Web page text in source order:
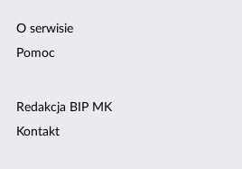
O serwisie
Pomoc
Redakcja BIP MK
Kontakt